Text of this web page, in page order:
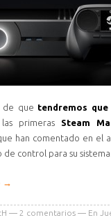
de que tendremos que
primeras Steam
han comentado en el
control para su sistema.
→
2 comentarios En